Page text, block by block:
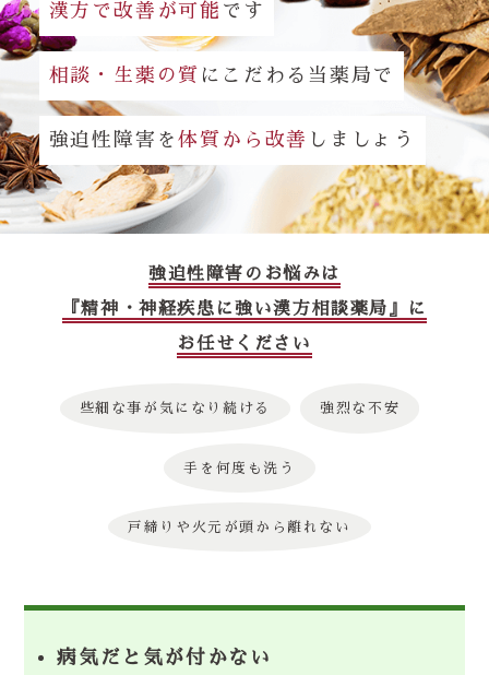
漢方で改善が可能 です
相談・生薬の質 にこだわる当薬局で
強迫性障害を体質から改善 しましょう
強迫性障害のお悩みは
『精神・神経疾患に強い漢方相談薬局』に
お任せください
些細な事が気になり続ける 強烈な不安
手を何度も洗う
戸締りや火元が頭から離れない
病気だと気が付かない